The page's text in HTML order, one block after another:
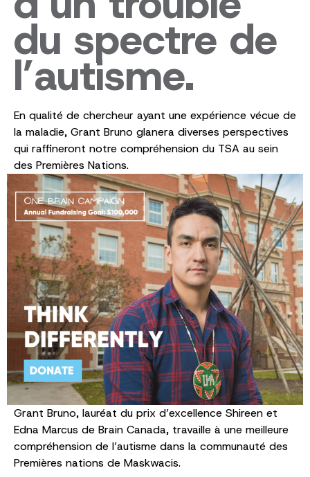
du spectre de
l’autisme.
En qualité de chercheur ayant une expérience vécue de
la maladie, Grant Bruno glanera diverses perspectives
qui raffineront notre compréhension du TSA au sein
des Premières Nations.
Grant Bruno, lauréat du prix d’excellence Shireen et
Edna Marcus de Brain Canada, travaille à une meilleure
compréhension de l’autisme dans la communauté des
Premières nations de Maskwacis.